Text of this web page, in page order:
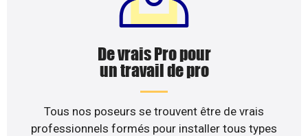
De vrais Pro pour
un travail de pro
Tous nos poseurs se trouvent être de vrais
professionnels formés pour installer tous types